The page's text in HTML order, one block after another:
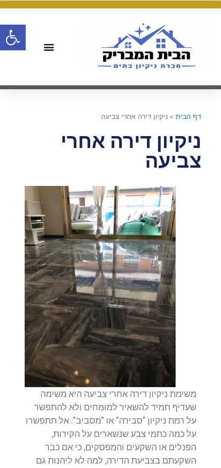
דף הבית » ניקיון דירה אחרי צביעה
ניקיון דירה אחרי
צביעה
משימת ניקיון דירה אחרי צביעה היא משימה
שעדיף תמיד להשאיר למומחים ולא להתפשר
על רמת ניקיון "סבירה" או "מסביב". אל תתפשרו
על כמה כתמי צבע שנשארים על הקירות,
הפנלים או השקעים והמפסקים, כי אם כבר
השקעתם בצביעת הדירה, למה לא ליהנות גם